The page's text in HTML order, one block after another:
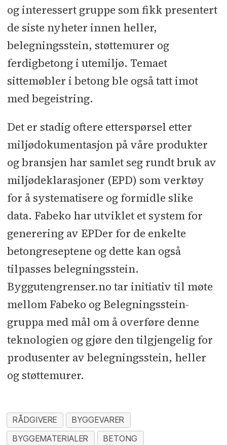
og interessert gruppe som fikk presentert
de siste nyheter innen heller,
belegningsstein, støttemurer og
ferdigbetong i utemiljø. Temaet
sittemøbler i betong ble også tatt imot
med begeistring.
Det er stadig oftere etterspørsel etter
miljødokumentasjon på våre produkter
og bransjen har samlet seg rundt bruk av
miljødeklarasjoner (EPD) som verktøy
for å systematisere og formidle slike
data. Fabeko har utviklet et system for
generering av EPDer for de enkelte
betongreseptene og dette kan også
tilpasses belegningsstein.
Byggutengrenser.no tar initiativ til møte
mellom Fabeko og Belegningsstein-
gruppa med mål om å overføre denne
teknologien og gjøre den tilgjengelig for
produsenter av belegningsstein, heller
og støttemurer.
RÅDGIVERE
BYGGEVARER
BYGGEMATERIALER
BETONG